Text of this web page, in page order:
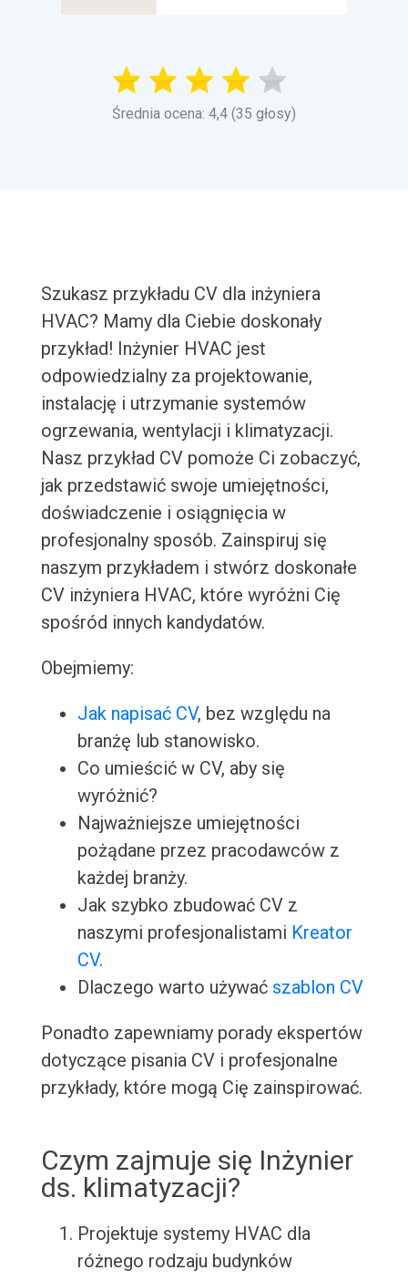
Średnia ocena: 4,4 (35 głosy)
Szukasz przykładu CV dla inżyniera
HVAC? Mamy dla Ciebie doskonały
przykład! Inżynier HVAC jest
odpowiedzialny za projektowanie,
instalację i utrzymanie systemów
ogrzewania, wentylacji i klimatyzacji.
Nasz przykład CV pomoże Ci zobaczyć,
jak przedstawić swoje umiejętności,
doświadczenie i osiągnięcia w
profesjonalny sposób. Zainspiruj się
naszym przykładem i stwórz doskonałe
CV inżyniera HVAC, które wyróżni Cię
spośród innych kandydatów.
Obejmiemy:
Jak napisać CV, bez względu na
branżę lub stanowisko.
Co umieścić w CV, aby się
wyróżnić?
Najważniejsze umiejętności
pożądane przez pracodawców z
każdej branży.
Jak szybko zbudować CV z
naszymi profesjonalistami Kreator
CV.
Dlaczego warto używać szablon CV
Ponadto zapewniamy porady ekspertów
dotyczące pisania CV i profesjonalne
przykłady, które mogą Cię zainspirować.
Czym zajmuje się Inżynier
ds. klimatyzacji?
Projektuje systemy HVAC dla
różnego rodzaju budynków